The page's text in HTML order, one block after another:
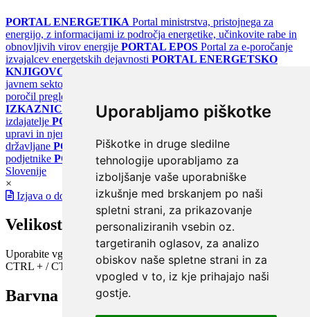
Uporabljamo piškotke
Piškotke in druge sledilne
tehnologije uporabljamo za
izboljšanje vaše uporabniške
izkušnje med brskanjem po naši
spletni strani, za prikazovanje
personaliziranih vsebin oz.
targetiranih oglasov, za analizo
obiskov naše spletne strani in za
vpogled v to, iz kje prihajajo naši
gostje.
PORTAL ENERGETIKA Portal ministrstva, pristojnega za
energijo, z informacijami iz področja energetike, učinkovite rabe in
obnovljivih virov energije PORTAL EPOS Portal za e-poročanje
izvajalcev energetskih dejavnosti PORTAL ENERGETSKO
KNJIGOVODSTVO
javnem sektorju
poročil pregledov klimatskih sistemov
IZKAZNICE
Register energetskih izkaznic - za izdelovalce in
izdajatelje PORTAL GOV.SI Osrednje spletno mesto o državni
upravi in njenih storitvah
državljane PORTAL SPOT Državni portal za podjetja in
podjetnike PORTAL OPSI Državni portal odprtih podatkov
Slovenije
×
Izjava o dostopnosti
Velikost pisave
Uporabite vgrajeno funkcijo brskalnika
CTRL + / CTRL -
Barvna shema